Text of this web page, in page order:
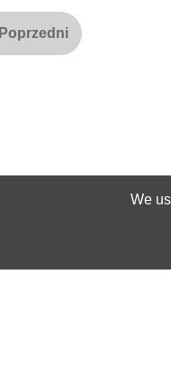
Poprzedni
We